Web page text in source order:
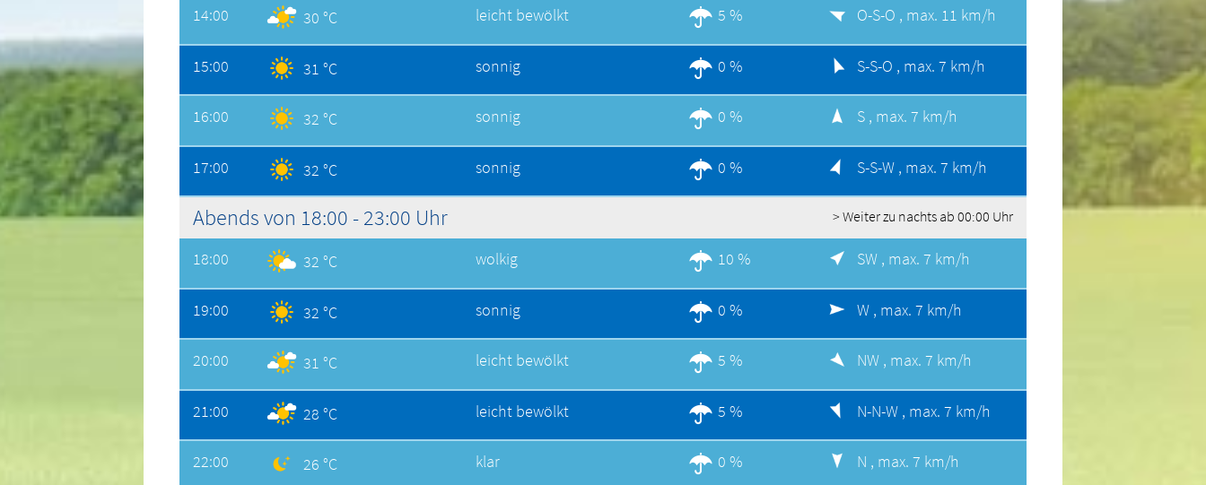
14:00 30 °C leicht bewölkt 5 % O-S-O , max. 11 km/h
15:00 31 °C sonnig 0 % S-S-O , max. 7 km/h
16:00 32 °C sonnig 0 % S , max. 7 km/h
17:00 32 °C sonnig 0 % S-S-W , max. 7 km/h
Abends von 18:00 - 23:00 Uhr > Weiter zu nachts ab 00:00 Uhr
18:00 32 °C wolkig 10 % SW , max. 7 km/h
19:00 32 °C sonnig 0 % W , max. 7 km/h
20:00 31 °C leicht bewölkt 5 % NW , max. 7 km/h
21:00 28 °C leicht bewölkt 5 % N-N-W , max. 7 km/h
22:00 26 °C klar 0 % N , max. 7 km/h